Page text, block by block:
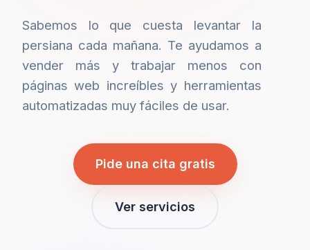
Sabemos lo que cuesta levantar la
persiana cada mañana. Te ayudamos a
vender más y trabajar menos con
páginas web increíbles y herramientas
automatizadas muy fáciles de usar.
Pide una cita gratis
Ver servicios